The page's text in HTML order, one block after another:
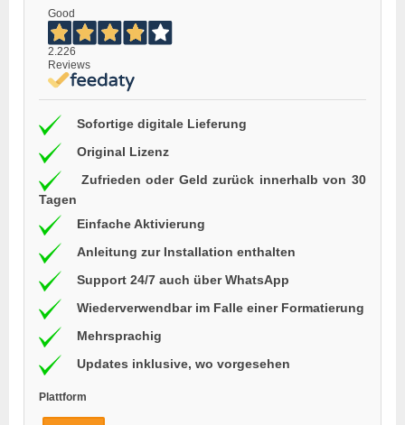
Good
2.226
Reviews
Sofortige digitale Lieferung
Original Lizenz
Zufrieden oder Geld zurück innerhalb von 30
Tagen
Einfache Aktivierung
Anleitung zur Installation enthalten
Support 24/7 auch über WhatsApp
Wiederverwendbar im Falle einer Formatierung
Mehrsprachig
Updates inklusive, wo vorgesehen
Plattform